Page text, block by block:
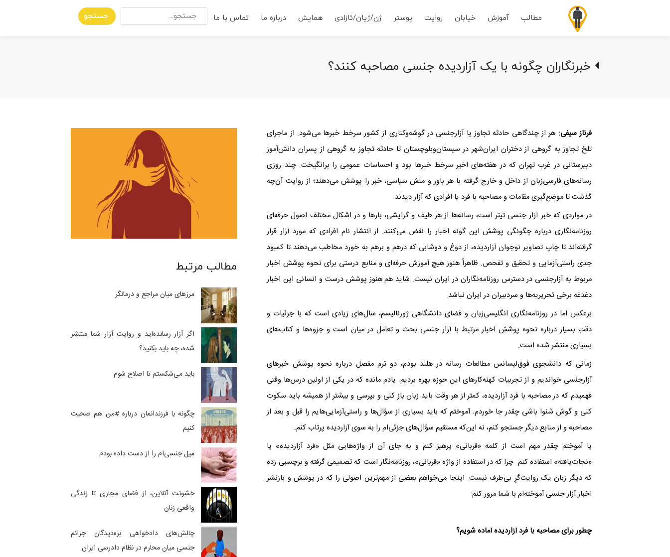
مطالب آموزش خیابان روایت پوستر ژن/ژیان/ئازادی همایش درباره ما تماس با ما جستجو
خبرنگاران چگونه با یک آزاردیده جنسی مصاحبه کنند؟
فرناز سیفی: هر از چندگاهی حادثه‌ تجاوز یا آزارجنسی در گوشه‌وکناری از کشور سرخط خبرها می‌شود. از ماجرای
تلخ تجاوز به گروهی از دختران ایران‌شهر در سیستان‌وبلوچستان تا حادثه‌ تجاوز به گروهی از پسران دانش‌آموز
دبیرستانی در غرب تهران که در هفته‌های اخیر سرخط خبرها بود و احساسات عمومی را برانگیخت. چند روزی
رسانه‌های فارسی‌زبان از داخل و خارج گرفته با هر باور و منش سیاسی، خبر را پوشش می‌دهند؛ از روایت آن‌چه
گذشت تا موضع‌گیری مقامات و مصاحبه با فرد یا افرادی که آزار دیدند.
در مواردی که خبر آزار جنسی تیتر است، رسانه‌ها از هر طیف و گرایشی، بارها و در اشکال مختلف اصول حرفه‌ای
روزنامه‌نگاری درباره‌ چگونگی پوشش این گونه اخبار را نقض می‌کنند. از انتشار نام افرادی که مورد آزار قرار
گرفته‌اند تا چاپ تصاویر نوجوان آزاردیده، از دوغ و دوشابی که درهم و برهم به خورد مخاطب می‌دهند تا کمبود
جدی راستی‌آزمایی و تحقیق و تفحص. ظاهراً هنوز هیچ آموزش حرفه‌ای و منابع درستی برای نحوه‌ پوشش اخبار
مربوط به آزارجنسی در دسترس روزنامه‌نگاران در ایران نیست. شاید هم هنوز پوشش درست و انسانی این اخبار
دغدغه‌ برخی تحریریه‌ها و سردبیران در ایران نباشد.
برعکس اما در روزنامه‌نگاری انگلیسی‌زبان و فضای دانشگاهی ژورنالیسم، سال‌های زیادی‌ است که با جزئیات و
دقتِ بسیار درباره‌ نحوه‌ پوشش اخبار مرتبط با آزار جنسی بحث و تعامل در میان است و جزوه‌ها و کتاب‌های
بسیاری منتشر شده است.
زمانی که دانشجوی فوق‌لیسانس مطالعات رسانه در هلند بودم، دو ترم مفصل درباره‌ نحوه‌ پوشش خبرهای
آزارجنسی ‌خواندیم و از تجربیات کهنه‌کارهای این حوزه بهره بردیم. یادم مانده که در یکی از اولین درس‌ها وقتی
فهمیدم که در مصاحبه با فرد آزاردیده، کمتر از هر وقت باید زبان باز کنی و بپرسی و بیشتر از همیشه باید سکوت
کنی و گوش شنوا باشی چقدر جا خوردم. آموختم که باید بسیاری از سؤال‌ها و راستی‌آزمایی‌هایم را قبل و بعد از
مصاحبه و از منابع دیگر جستجو کنم، نه این‌که مستقیم سؤال‌های جزئی‌ام را به سوی آزاردیده پرتاب کنم.
یا آموختم چقدر مهم است از کلمه‌ «قربانی» پرهیز کنم و به جای آن از واژه‌هایی مثل «فرد آزاردیده» یا
«نجات‌یافته» استفاده کنم. چرا که در استفاده از واژه‌ «قربانی»، روزنامه‌نگار است که تصمیمی گرفته و برچسبی زده
که دیگر زبان یک روایت‌گرِ بی‌طرف نیست. اینجا می‌خواهم بعضی از مهم‌ترین اصولی را که در پوشش و بازنشر
اخبار آزار جنسی آموخته‌ام با شما مرور کنم:‌
چطور برای مصاحبه با فرد آزاردیده آماده شویم؟‌
مطالب مرتبط
مرزهای میان مراجع و درمانگر
اگر آزار رسانده‌اید و روایت آزار شما منتشر
شده، چه باید بکنید؟
باید می‌شکستم تا اصلاح شوم
چگونه با فرزندانمان درباره #من هم صحبت
کنیم
میل جنسی‌ام را از دست داده بودم
خشونت آنلاین، از فضای مجازی تا زندگی
واقعی زنان
چالش‌های دادخواهی بزه‌دیدگان جرائم
جنسی میان محارم در نظام دادرسی ایران